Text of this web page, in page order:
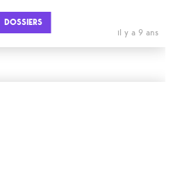
DOSSIERS
il y a 9 ans